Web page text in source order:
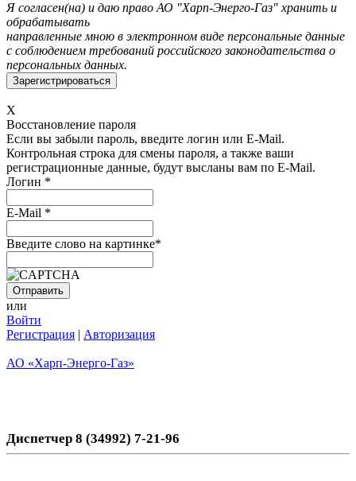
Я согласен(на) и даю право АО "Харп-Энерго-Газ" хранить и
обрабатывать
направленные мною в электронном виде персональные данные
с соблюдением требований российского законодательства о
персональных данных.
X
Восстановление пароля
Если вы забыли пароль, введите логин или E-Mail.
Контрольная строка для смены пароля, а также ваши
регистрационные данные, будут высланы вам по E-Mail.
Логин *
E-Mail *
Введите слово на картинке*
или
Войти
Регистрация | Авторизация
АО «Харп-Энерго-Газ»
Диспетчер 8 (34992) 7-21-96